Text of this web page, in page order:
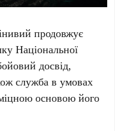
продовжує
Національної
досвід,
служба в умовах
основою його